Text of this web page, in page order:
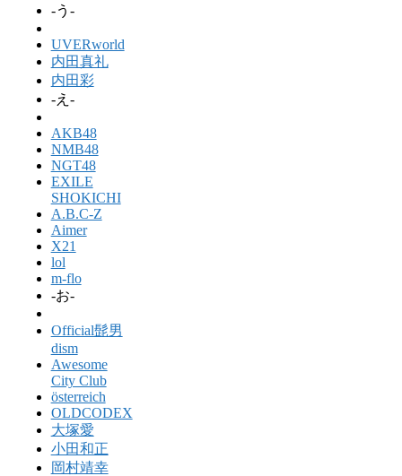
-う-
UVERworld
内田真礼
内田彩
-え-
AKB48
NMB48
NGT48
EXILE
SHOKICHI
A.B.C-Z
Aimer
X21
lol
m-flo
-お-
Official髭男
dism
Awesome
City Club
österreich
OLDCODEX
大塚愛
小田和正
岡村靖幸